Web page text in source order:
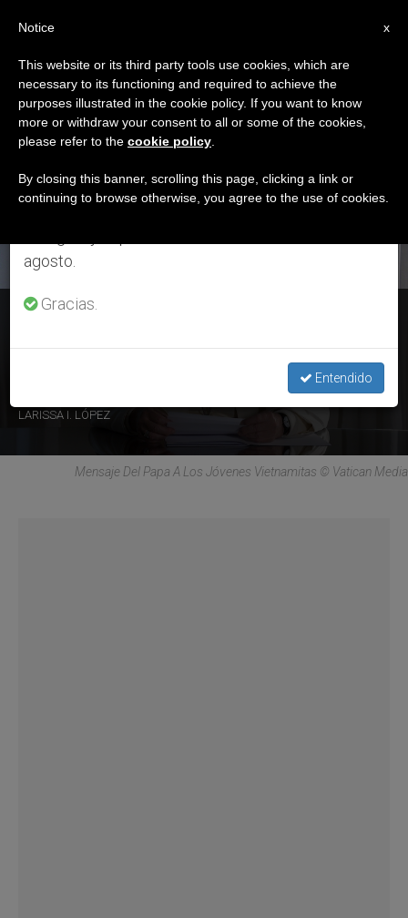
ETIQUETA
Posts Tagged
‘optimismo’
ÚLTIMAS NOTICIAS
Jóvenes vietnamitas: “Honradez, responsabilidad y
LARISSA I. LÓPEZ
Mensaje Del Papa A Los Jóvenes Vietnamitas © Vatican Media
×
Aviso importante
Del 27 de julio al 7 de agosto haremos la pausa
anual, aprovechando que en el periodo de verano
se generan menos informaciones y también el
agosto.
Gracias.
Entendido
x
Notice
This website or its third party tools use cookies, which are
necessary to its functioning and required to achieve the
purposes illustrated in the cookie policy. If you want to know
more or withdraw your consent to all or some of the cookies,
please refer to the cookie policy
By closing this banner, scrolling this page, clicking a link or
continuing to browse otherwise, you agree to the use of cookies.